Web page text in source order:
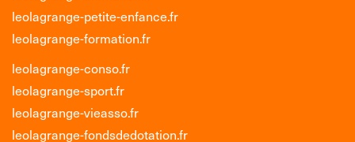
leolagrange-petite-enfance.fr
leolagrange-formation.fr
leolagrange-conso.fr
leolagrange-sport.fr
leolagrange-vieasso.fr
leolagrange-fondsdedotation.fr